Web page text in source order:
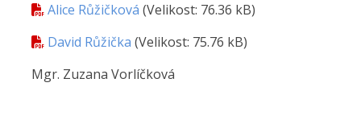
Alice Růžičková (Velikost: 76.36 kB)
David Růžička (Velikost: 75.76 kB)
Mgr. Zuzana Vorlíčková